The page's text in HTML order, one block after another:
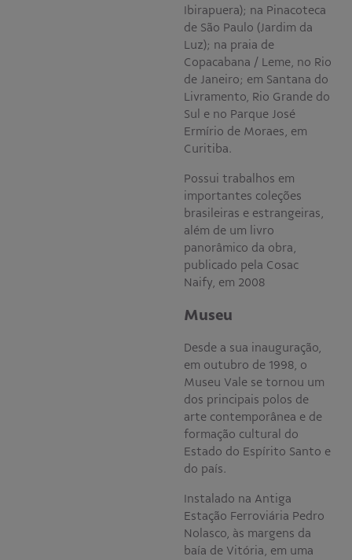
Ibirapuera); na Pinacoteca
de São Paulo (Jardim da
Luz); na praia de
Copacabana / Leme, no Rio
de Janeiro; em Santana do
Livramento, Rio Grande do
Sul e no Parque José
Ermírio de Moraes, em
Curitiba.
Possui trabalhos em
importantes coleções
brasileiras e estrangeiras,
além de um livro
panorâmico da obra,
publicado pela Cosac
Naify, em 2008
Museu
Desde a sua inauguração,
em outubro de 1998, o
Museu Vale se tornou um
dos principais polos de
arte contemporânea e de
formação cultural do
Estado do Espírito Santo e
do país.
Instalado na Antiga
Estação Ferroviária Pedro
Nolasco, às margens da
baía de Vitória, em uma